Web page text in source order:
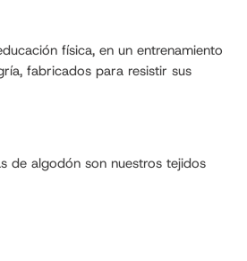
física, en un entrenamiento
fabricados para resistir sus
de algodón son nuestros tejidos